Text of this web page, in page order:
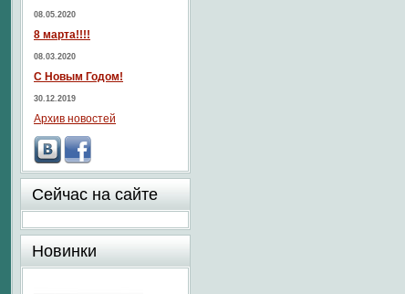
08.05.2020
8 марта!!!!
08.03.2020
С Новым Годом!
30.12.2019
Архив новостей
Сейчас на сайте
Новинки